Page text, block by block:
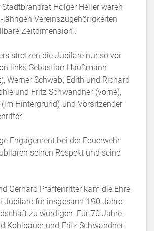
Holger Heller waren
jährigen Vereinszugehörigkeiten
Zeitdimension“.
strotzen die Jubilare nur so vor
links Sebastian Haußmann
Werner Schwab, Edith und Richard
und Fritz Schwandner (vorne),
Hintergrund) und Vorsitzender
Engagement bei der Feuerwehr
seinen Respekt und seine
Gerhard Pfaffenritter kam die Ehre
Jubilare für insgesamt 190 Jahre
zu würdigen. Für 70 Jahre
Kohlbauer und Fritz Schwandner